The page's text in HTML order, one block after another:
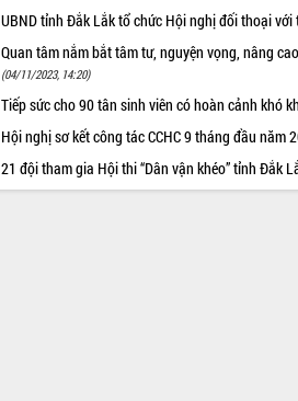
UBND tỉnh Đắk Lắk tổ chức Hội nghị đối thoại với
Quan tâm nắm bắt tâm tư, nguyện vọng, nâng
(04/11/2023, 14:20)
Tiếp sức cho 90 tân sinh viên có hoàn cảnh khó
Hội nghị sơ kết công tác CCHC 9 tháng đầu năm
21 đội tham gia Hội thi “Dân vận khéo” tỉnh Đắk